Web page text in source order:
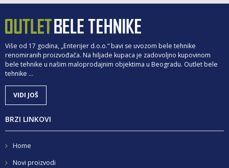
Više od 17 godina, „Enterijer d.o.o.“ bavi se uvozom bele tehnike
renomiranih proizvođača. Na hiljade kupaca je zadovoljno kupovinom
bele tehnike u našim maloprodajnim objektima u Beogradu. Outlet bele
tehnike ...
VIDI JOŠ
BRZI LINKOVI
Home
Novi proizvodi